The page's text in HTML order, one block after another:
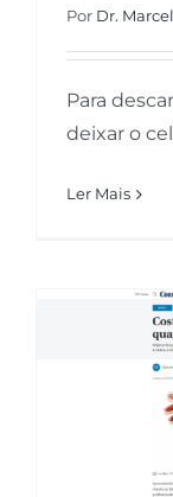
Por Dr.
Para
deixar o
Ler Mais